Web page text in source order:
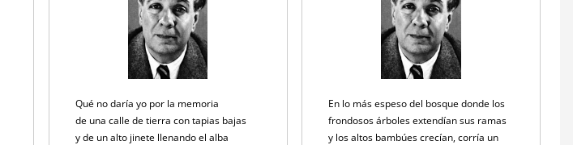
Qué no daría yo por la memoria
de una calle de tierra con tapias bajas
y de un alto jinete llenando el alba
En lo más espeso del bosque donde los
frondosos árboles extendían sus ramas
y los altos bambúes crecían, corría un